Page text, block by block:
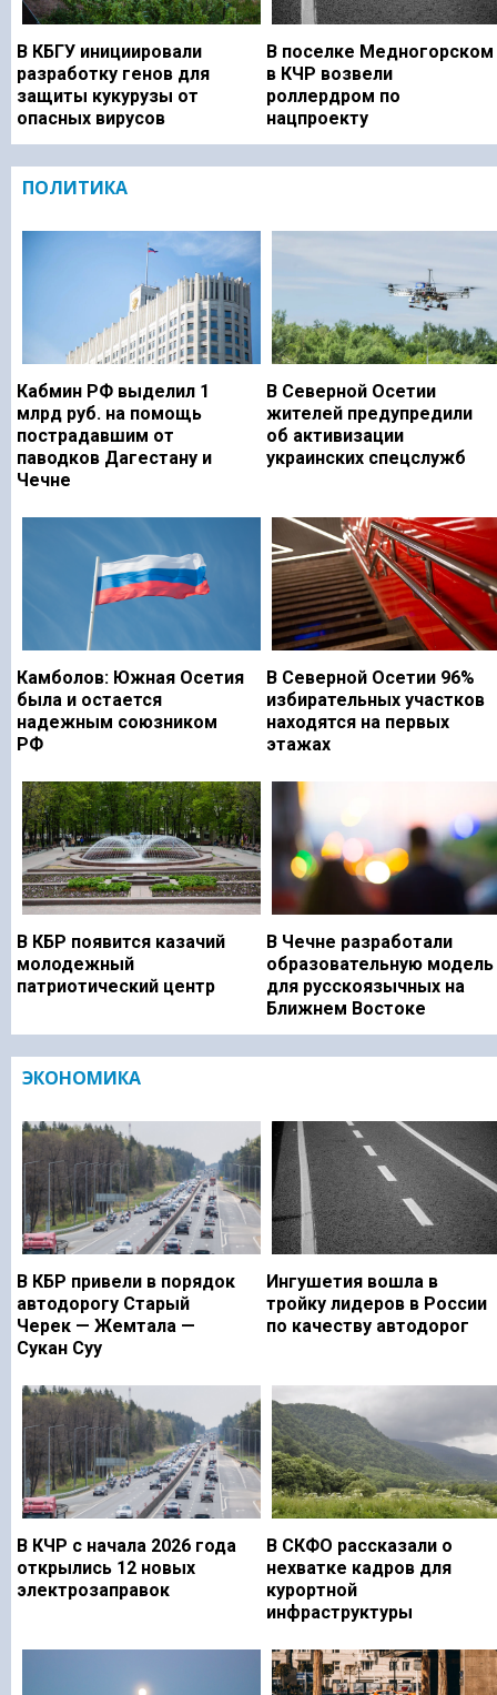
В КБГУ инициировали
разработку генов для
защиты кукурузы от
опасных вирусов
В поселке Медногорском
в КЧР возвели
роллердром по
нацпроекту
ПОЛИТИКА
Кабмин РФ выделил 1
млрд руб. на помощь
пострадавшим от
паводков Дагестану и
Чечне
В Северной Осетии
жителей предупредили
об активизации
украинских спецслужб
Камболов: Южная Осетия
была и остается
надежным союзником
РФ
В Северной Осетии 96%
избирательных участков
находятся на первых
этажах
В КБР появится казачий
молодежный
патриотический центр
В Чечне разработали
образовательную модель
для русскоязычных на
Ближнем Востоке
ЭКОНОМИКА
В КБР привели в порядок
автодорогу Старый
Черек — Жемтала —
Сукан Суу
Ингушетия вошла в
тройку лидеров в России
по качеству автодорог
В КЧР с начала 2026 года
открылись 12 новых
электрозаправок
В СКФО рассказали о
нехватке кадров для
курортной
инфраструктуры